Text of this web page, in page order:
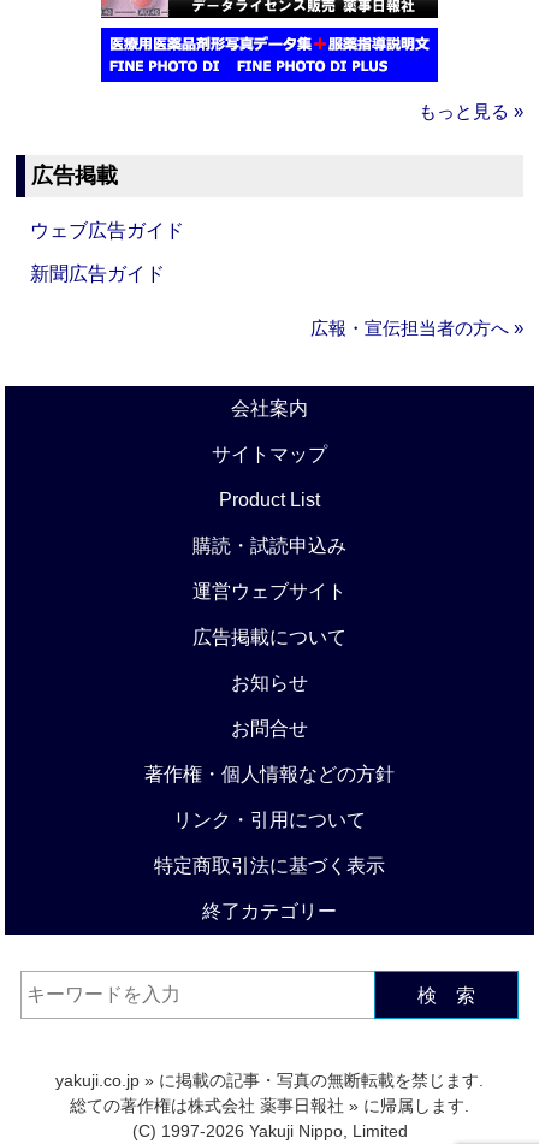
もっと見る »
広告掲載
ウェブ広告ガイド
新聞広告ガイド
広報・宣伝担当者の方へ »
会社案内
サイトマップ
Product List
購読・試読申込み
運営ウェブサイト
広告掲載について
お知らせ
お問合せ
著作権・個人情報などの方針
リンク・引用について
特定商取引法に基づく表示
終了カテゴリー
検 索
yakuji.co.jp » に掲載の記事・写真の無断転載を禁じます.
総ての著作権は株式会社 薬事日報社 » に帰属します.
(C) 1997-2026 Yakuji Nippo, Limited